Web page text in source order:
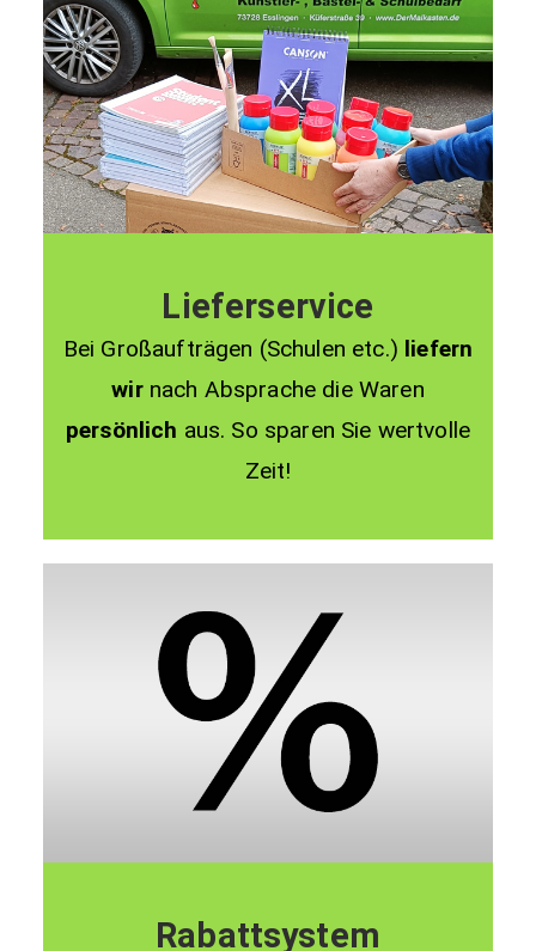
Lieferservice
Bei Großaufträgen (Schulen etc.) liefern
wirnach Absprache die Waren
persönlich aus. So sparen Sie wertvolle
Zeit!
Rabattsystem